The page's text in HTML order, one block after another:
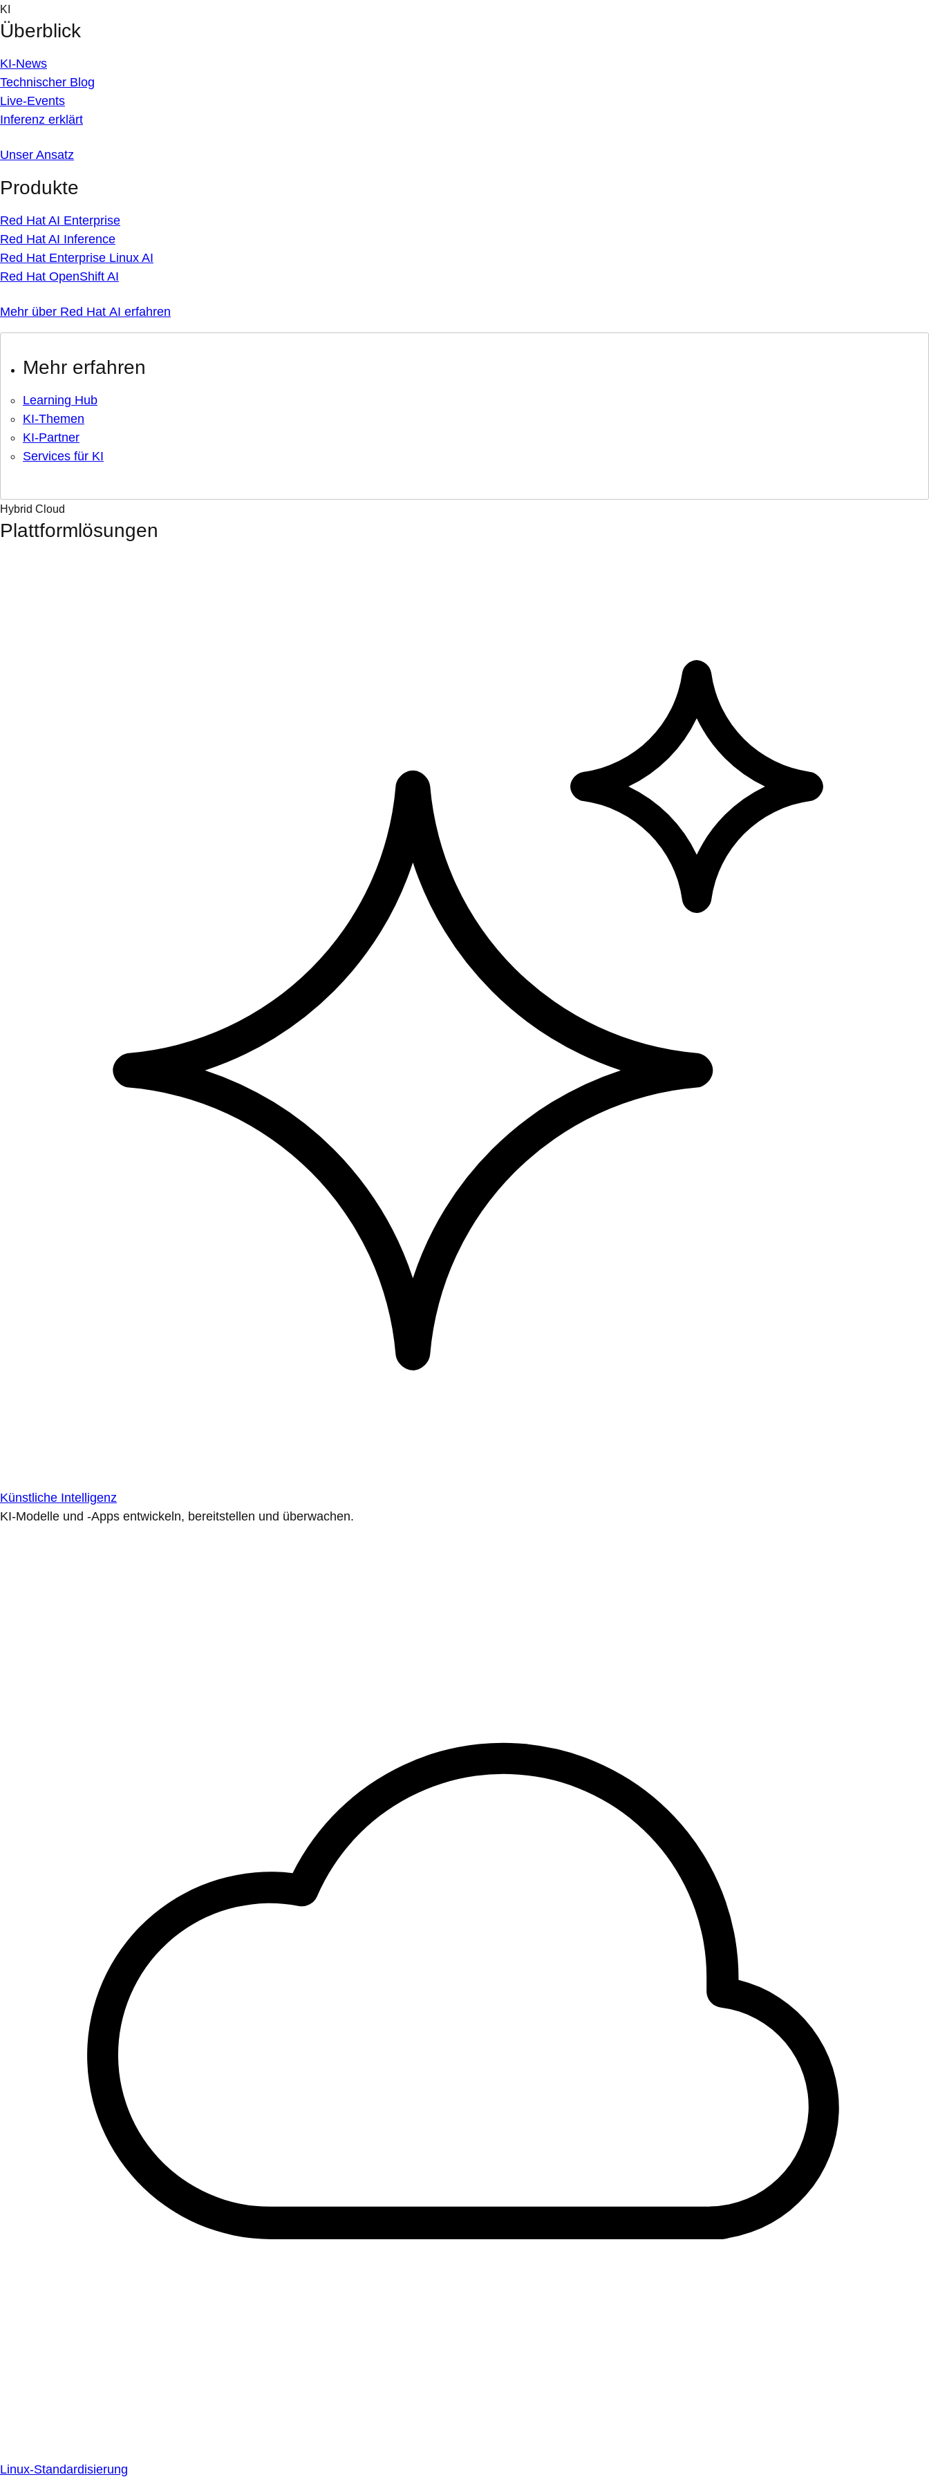
Skip
to
content
KI
Überblick
KI-News
Technischer Blog
Live-Events
Inferenz erklärt
Unser Ansatz
Produkte
Red Hat AI Enterprise
Red Hat AI Inference
Red Hat Enterprise Linux AI
Red Hat OpenShift AI
Mehr über Red Hat AI erfahren
Mehr erfahren
Learning Hub
KI-Themen
KI-Partner
Services für KI
Hybrid Cloud
Plattformlösungen
Künstliche Intelligenz
KI-Modelle und -Apps entwickeln, bereitstellen und überwachen.
Linux-Standardisierung